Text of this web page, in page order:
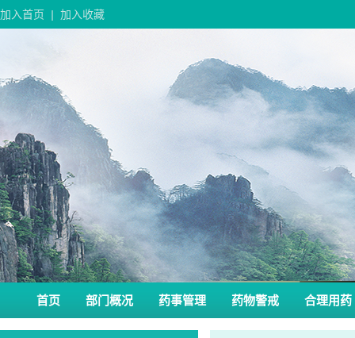
加入首页 | 加入收藏
首页 部门概况 药事管理 药物警戒 合理用药